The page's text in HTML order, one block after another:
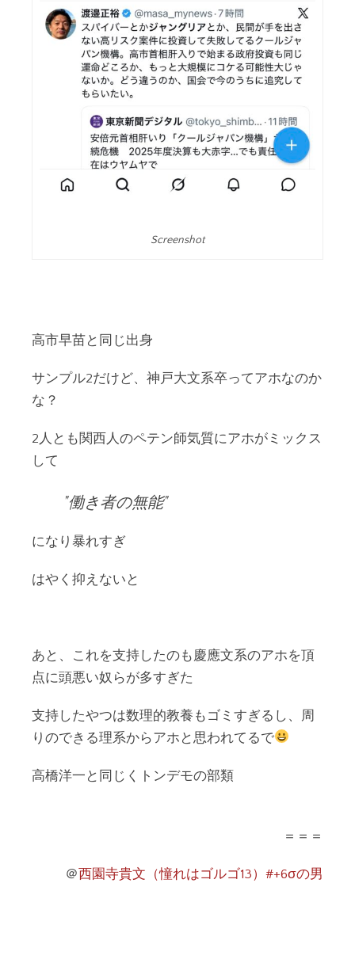
Screenshot
高市早苗と同じ出身
サンプル2だけど、神戸大文系卒ってアホなのか
な？
2人とも関西人のペテン師気質にアホがミックス
して
働き者の無能
になり暴れすぎ
はやく抑えないと
あと、これを支持したのも慶應文系のアホを頂
点に頭悪い奴らが多すぎた
支持したやつは数理的教養もゴミすぎるし、周
りのできる理系からアホと思われてるで
高橋洋一と同じくトンデモの部類
＝＝＝
＠西園寺貴文（憧れはゴルゴ13）#+6σの男